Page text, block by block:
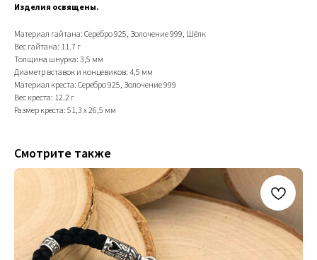
Изделия освящены.
Материал гайтана: Серебро 925, Золочение 999, Шёлк
Вес гайтана: 11.7 г
Толщина шнурка: 3,5 мм
Диаметр вставок и концевиков: 4,5 мм
Материал креста: Серебро 925, Золочение 999
Вес креста: 12.2 г
Размер креста: 51,3 х 26,5 мм
Смотрите также